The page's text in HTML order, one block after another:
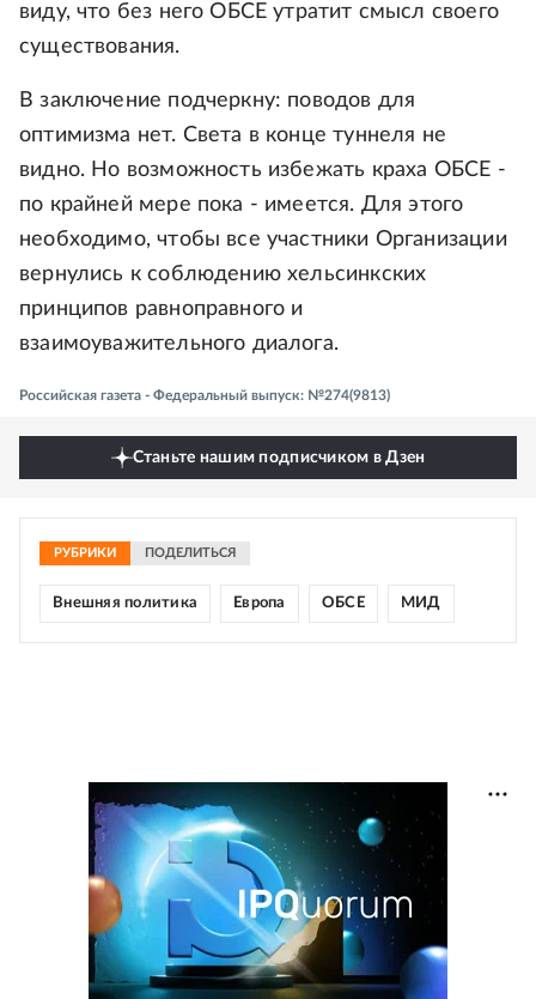
виду, что без него ОБСЕ утратит смысл своего
существования.
В заключение подчеркну: поводов для
оптимизма нет. Света в конце туннеля не
видно. Но возможность избежать краха ОБСЕ -
по крайней мере пока - имеется. Для этого
необходимо, чтобы все участники Организации
вернулись к соблюдению хельсинкских
принципов равноправного и
взаимоуважительного диалога.
Российская газета - Федеральный выпуск: №274(9813)
Станьте нашим подписчиком в Дзен
РУБРИКИ ПОДЕЛИТЬСЯ
Внешняя политика Европа ОБСЕ МИД